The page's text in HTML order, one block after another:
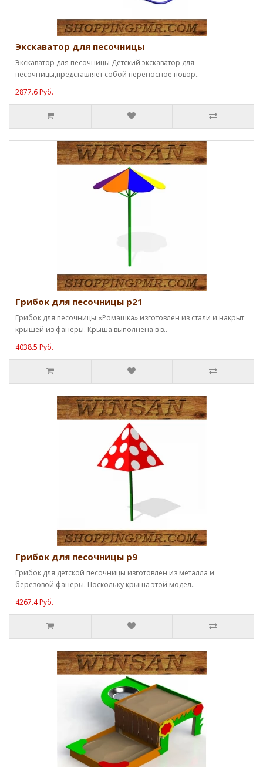
Экскаватор для песочницы
Экскаватор для песочницы Детский экскаватор для
песочницы,представляет собой переносное повор..
2877.6 Руб.
Грибок для песочницы p21
Грибок для песочницы «Ромашка» изготовлен из стали и накрыт
крышей из фанеры. Крыша выполнена в в..
4038.5 Руб.
Грибок для песочницы p9
Грибок для детской песочницы изготовлен из металла и
березовой фанеры. Поскольку крыша этой модел..
4267.4 Руб.